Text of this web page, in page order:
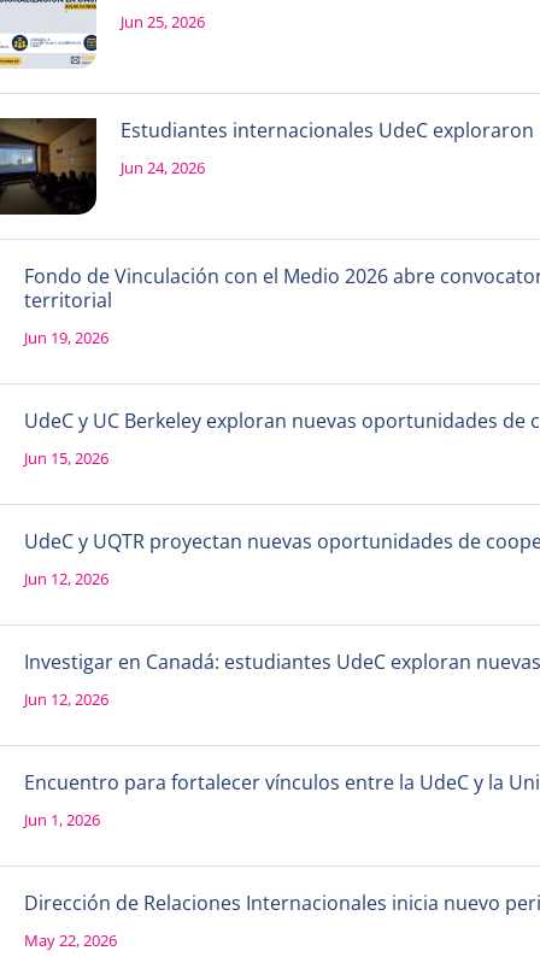
Jun 25, 2026
Estudiantes internacionales UdeC
Jun 24, 2026
Fondo de Vinculación con el Medio 2026 abre
territorial
Jun 19, 2026
UdeC y UC Berkeley exploran nuevas oportunidades de
Jun 15, 2026
UdeC y UQTR proyectan nuevas oportunidades de
Jun 12, 2026
Investigar en Canadá: estudiantes UdeC exploran
Jun 12, 2026
Encuentro para fortalecer vínculos entre la UdeC y la
Jun 1, 2026
Dirección de Relaciones Internacionales inicia nuevo
May 22, 2026